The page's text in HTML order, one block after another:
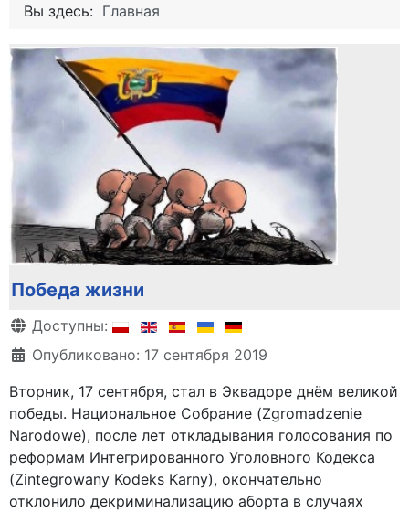
Вы здесь: Главная
Победа жизни
Информация о материале
Доступны:
Опубликовано: 17 сентября 2019
Вторник, 17 сентября, стал в Эквадоре днём великой
победы. Национальное Собрание (Zgromadzenie
Narodowe), после лет откладывания голосования по
реформам Интегрированного Уголовного Кодекса
(Zintegrowany Kodeks Karny), окончательно
отклонило декриминализацию аборта в случаях